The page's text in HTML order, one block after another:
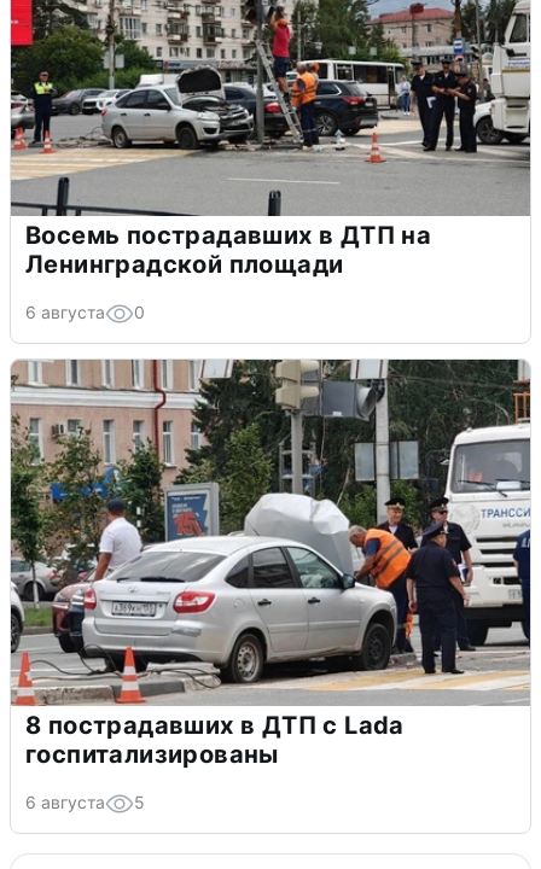
Восемь пострадавших в ДТП на
Ленинградской площади
6 августа 0
8 пострадавших в ДТП с Lada
госпитализированы
6 августа 5